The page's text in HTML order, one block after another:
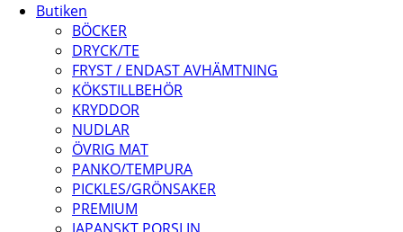
Butiken
BÖCKER
DRYCK/TE
FRYST / ENDAST AVHÄMTNING
KÖKSTILLBEHÖR
KRYDDOR
NUDLAR
ÖVRIG MAT
PANKO/TEMPURA
PICKLES/GRÖNSAKER
PREMIUM